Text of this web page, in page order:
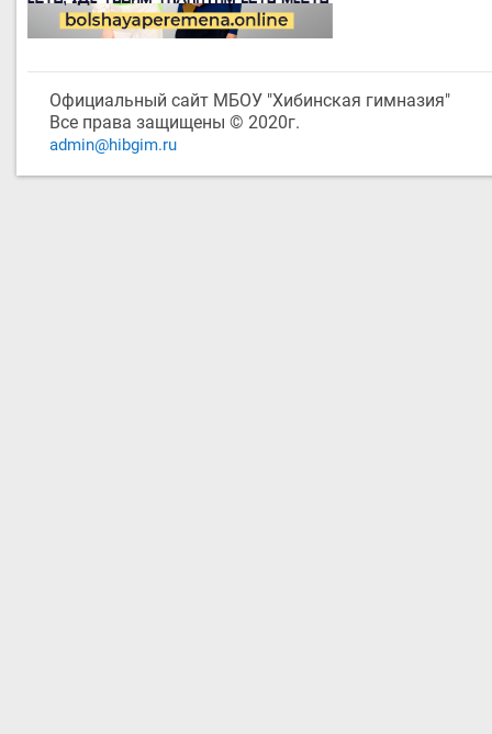
Официальный сайт МБОУ "Хибинская гимназия"
Все права защищены © 2020г.
admin@hibgim.ru